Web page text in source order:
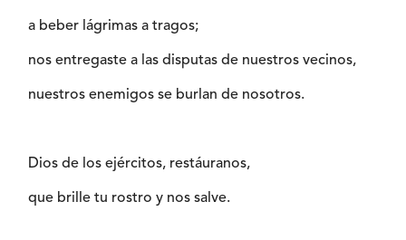
a beber lágrimas a tragos;
nos entregaste a las disputas de nuestros vecinos,
nuestros enemigos se burlan de nosotros.
Dios de los ejércitos, restáuranos,
que brille tu rostro y nos salve.